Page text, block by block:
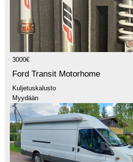
3000€
Ford Transit Motorhome
Kuljetuskalusto
Myydään